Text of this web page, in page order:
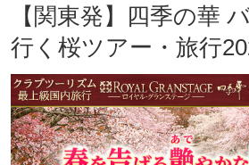
【関東発】四季の華
行く桜ツアー・旅行